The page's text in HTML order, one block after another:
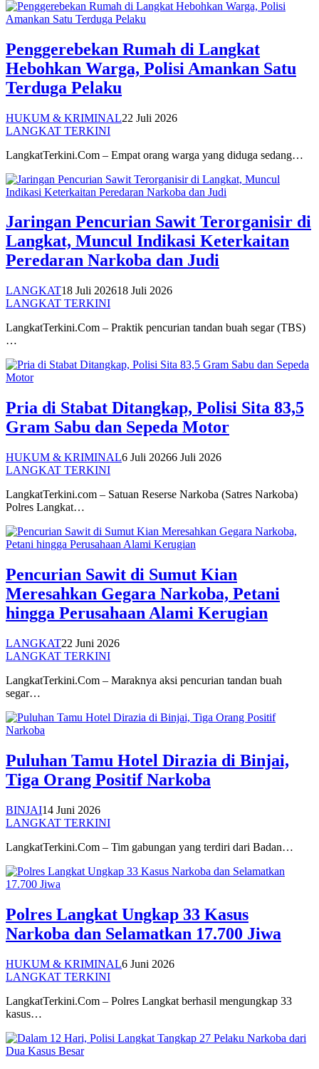
Penggerebekan Rumah di Langkat
Hebohkan Warga, Polisi Amankan Satu
Terduga Pelaku
HUKUM & KRIMINAL22 Juli 2026
LANGKAT TERKINI
LangkatTerkini.Com – Empat orang warga yang diduga sedang…
Jaringan Pencurian Sawit Terorganisir di
Langkat, Muncul Indikasi Keterkaitan
Peredaran Narkoba dan Judi
LANGKAT18 Juli 202618 Juli 2026
LANGKAT TERKINI
LangkatTerkini.Com – Praktik pencurian tandan buah segar (TBS)
…
Pria di Stabat Ditangkap, Polisi Sita 83,5
Gram Sabu dan Sepeda Motor
HUKUM & KRIMINAL6 Juli 20266 Juli 2026
LANGKAT TERKINI
LangkatTerkini.com – Satuan Reserse Narkoba (Satres Narkoba)
Polres Langkat…
Pencurian Sawit di Sumut Kian
Meresahkan Gegara Narkoba, Petani
hingga Perusahaan Alami Kerugian
LANGKAT22 Juni 2026
LANGKAT TERKINI
LangkatTerkini.Com – Maraknya aksi pencurian tandan buah
segar…
Puluhan Tamu Hotel Dirazia di Binjai,
Tiga Orang Positif Narkoba
BINJAI14 Juni 2026
LANGKAT TERKINI
LangkatTerkini.Com – Tim gabungan yang terdiri dari Badan…
Polres Langkat Ungkap 33 Kasus
Narkoba dan Selamatkan 17.700 Jiwa
HUKUM & KRIMINAL6 Juni 2026
LANGKAT TERKINI
LangkatTerkini.Com – Polres Langkat berhasil mengungkap 33
kasus…